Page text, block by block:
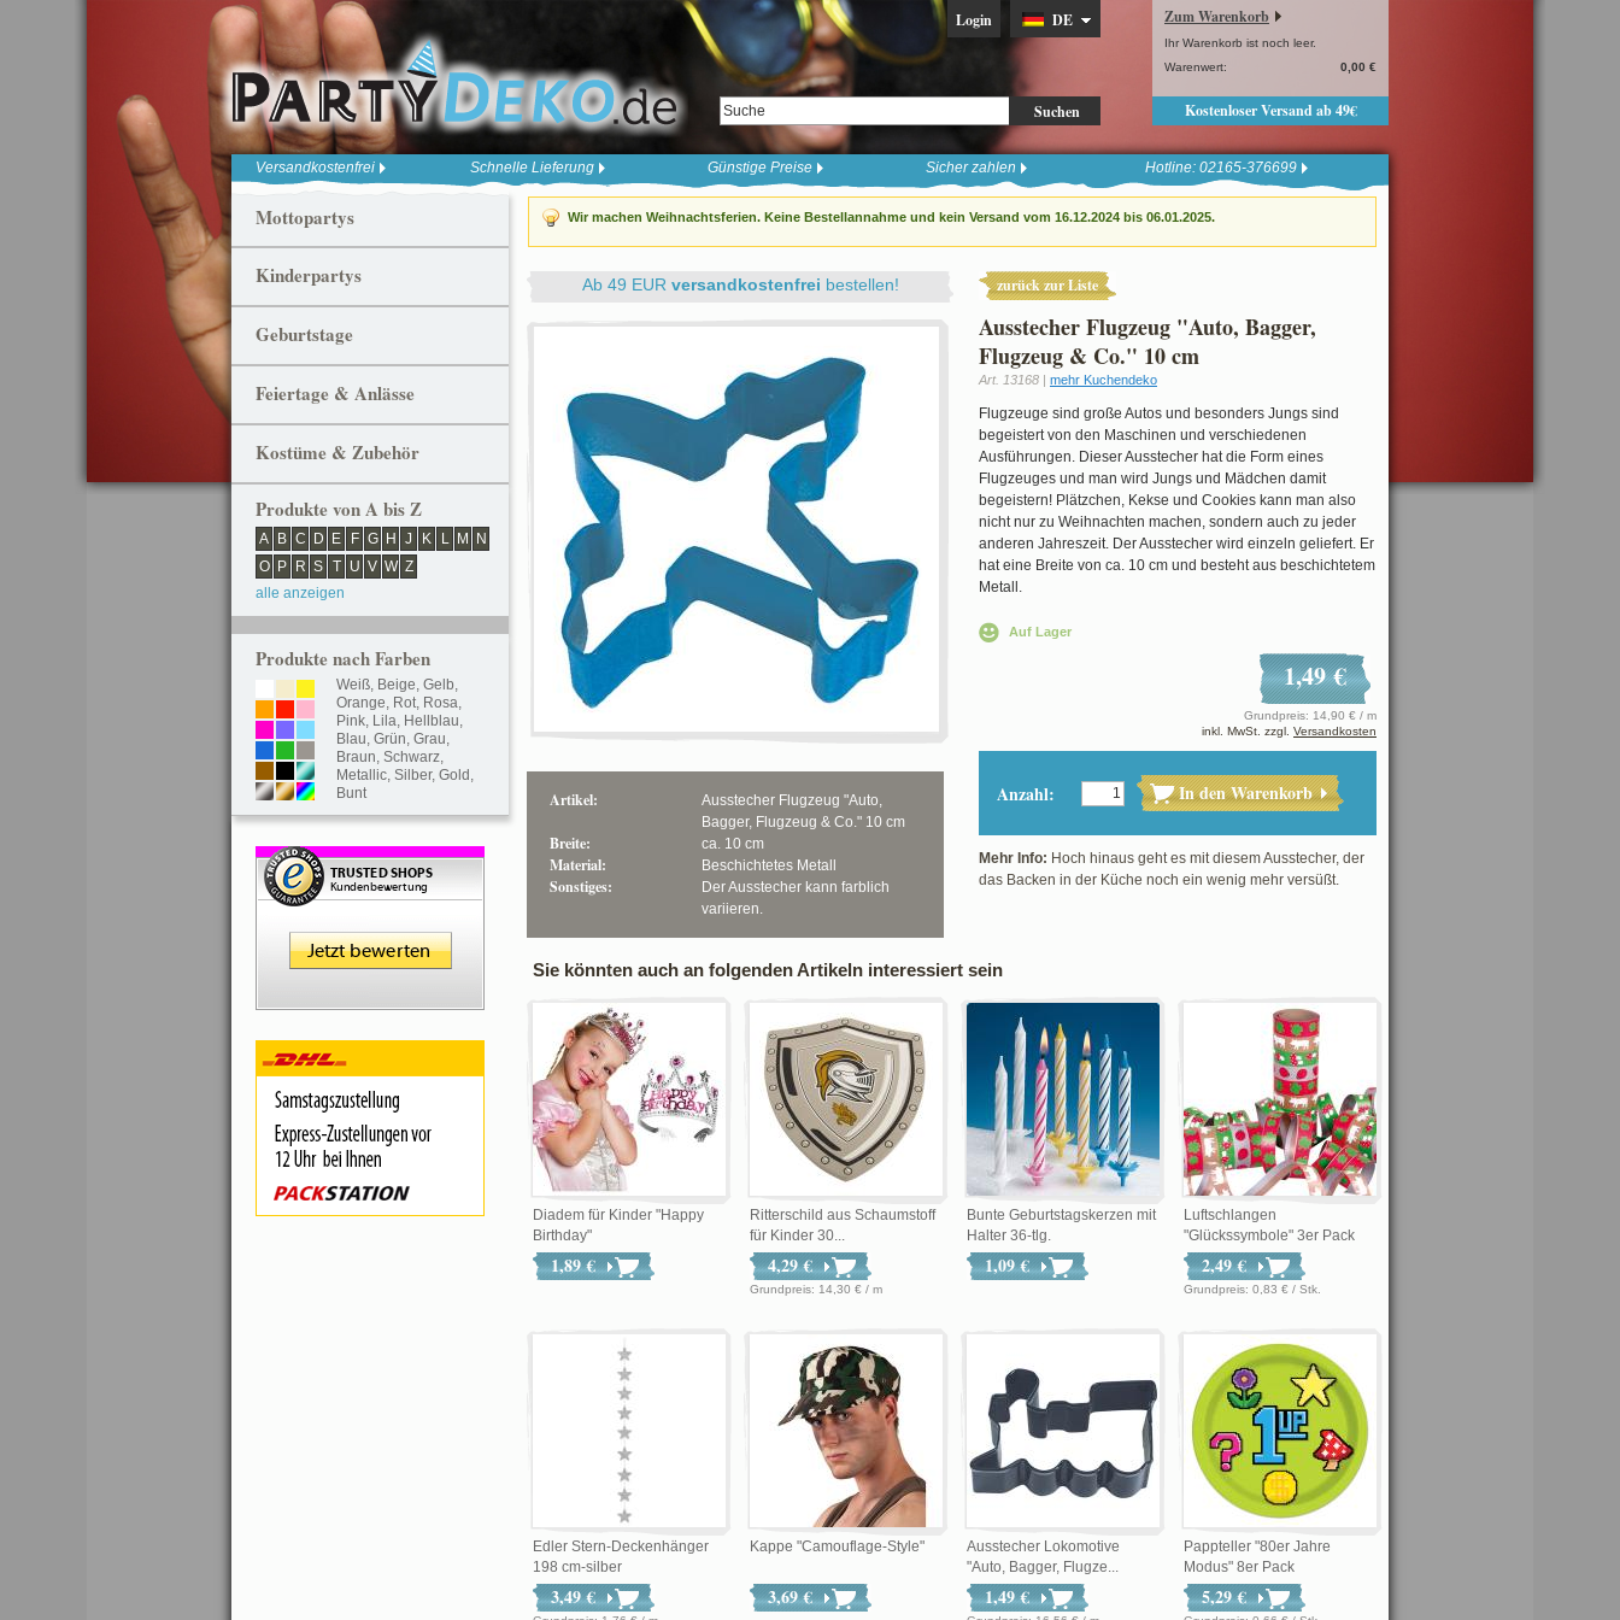
Suchen
Login DE Zum Warenkorb
Ihr Warenkorb ist noch leer.
Warenwert:
0,00 €
Kostenloser Versand ab 49€
Versandkostenfrei Schnelle Lieferung Günstige Preise Sicher zahlen Hotline: 02165-376699
Wir machen Weihnachtsferien. Keine Bestellannahme und kein Versand vom 16.12.2024 bis 06.01.2025.
zurück zur Liste
Ausstecher Flugzeug "Auto, Bagger,
Flugzeug & Co." 10 cm
Art. 13168 | mehr Kuchendeko
Flugzeuge sind große Autos und besonders Jungs sind
begeistert von den Maschinen und verschiedenen
Ausführungen. Dieser Ausstecher hat die Form eines
Flugzeuges und man wird Jungs und Mädchen damit
begeistern! Plätzchen, Kekse und Cookies kann man also
nicht nur zu Weihnachten machen, sondern auch zu jeder
anderen Jahreszeit. Der Ausstecher wird einzeln geliefert. Er
hat eine Breite von ca. 10 cm und besteht aus beschichtetem
Metall.
Auf Lager
1,49 €
Grundpreis: 14,90 € / m
inkl. MwSt. zzgl. Versandkosten
Anzahl: In den Warenkorb
Mehr Info: Hoch hinaus geht es mit diesem Ausstecher, der
das Backen in der Küche noch ein wenig mehr versüßt.
Ab 49 EUR versandkostenfrei bestellen!
Artikel:
Ausstecher Flugzeug "Auto,
Bagger, Flugzeug & Co." 10 cm
Breite: ca. 10 cm
Material: Beschichtetes Metall
Sonstiges:
Der Ausstecher kann farblich
variieren.
Sie könnten auch an folgenden Artikeln interessiert sein
Diadem für Kinder "Happy
Birthday"
1,89 €
Ritterschild aus Schaumstoff
für Kinder 30...
4,29 €
Grundpreis: 14,30 € / m
Bunte Geburtstagskerzen mit
Halter 36-tlg.
1,09 €
Luftschlangen
"Glückssymbole" 3er Pack
2,49 €
Grundpreis: 0,83 € / Stk.
Edler Stern-Deckenhänger
198 cm-silber
3,49 €
Kappe "Camouflage-Style"
3,69 €
Ausstecher Lokomotive
"Auto, Bagger, Flugze...
1,49 €
Pappteller "80er Jahre
Modus" 8er Pack
5,29 €
Mottopartys
Kinderpartys
Geburtstage
Feiertage & Anlässe
Kostüme & Zubehör
Produkte von A bis Z
A B C D E F G H J K L M
N
O
P R S T U V W Z
alle anzeigen
Produkte nach Farben
Weiß, Beige, Gelb,
Orange, Rot, Rosa,
Pink, Lila, Hellblau,
Blau, Grün, Grau,
Braun, Schwarz,
Metallic, Silber, Gold ,
Bunt